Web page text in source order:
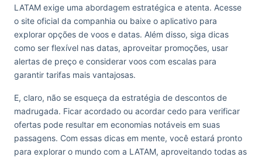
LATAM exige uma abordagem estratégica e atenta. Acesse
o site oficial da companhia ou baixe o aplicativo para
explorar opções de voos e datas. Além disso, siga dicas
como ser flexível nas datas, aproveitar promoções, usar
alertas de preço e considerar voos com escalas para
garantir tarifas mais vantajosas.
E, claro, não se esqueça da estratégia de descontos de
madrugada. Ficar acordado ou acordar cedo para verificar
ofertas pode resultar em economias notáveis em suas
passagens. Com essas dicas em mente, você estará pronto
para explorar o mundo com a LATAM, aproveitando todas as